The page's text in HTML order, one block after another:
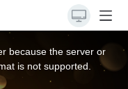
because the server or
is not supported.